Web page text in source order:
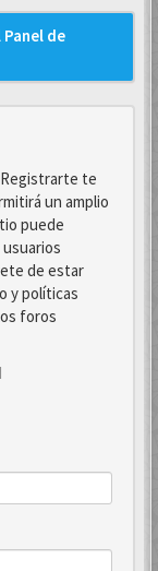
de
te
un amplio
puede
de estar
y políticas
foros